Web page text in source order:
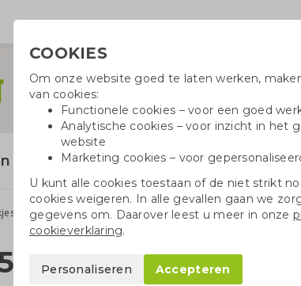
bloei Drinkflessen
Notitieboekjes A5/A6 Notitieboekje A5 suikerriet
suikerriet
COOKIES
Om onze website goed te laten werken,
van cookies:
Functionele cookies – voor een goed
Analytische cookies – voor inzicht in het
website
Marketing cookies – voor
U kunt alle cookies toestaan of de niet strikt
cookies weigeren. In alle gevallen gaan we
gegevens om. Daarover leest u meer in onze
cookieverklaring.
Personaliseren Accepteren